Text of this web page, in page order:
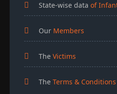
State-wise data of
Our Members
The Victims
The Terms & Conditions